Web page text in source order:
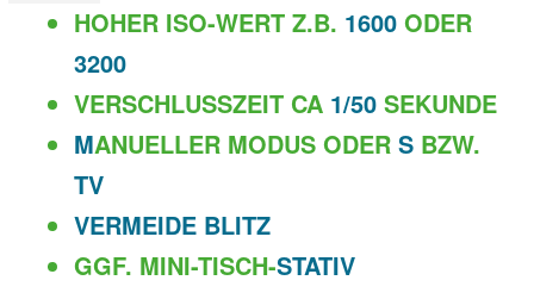
HOHER ISO-WERT Z.B. 1600 ODER
3200
VERSCHLUSSZEIT CA 1/50 SEKUNDE
MANUELLER MODUS ODER S BZW.
TV
VERMEIDE BLITZ
GGF. MINI-TISCH-STATIV